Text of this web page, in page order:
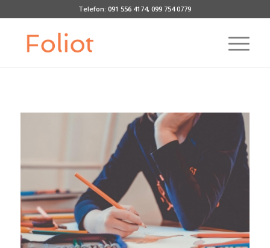
Telefon:091 556 4174,099 754 0779